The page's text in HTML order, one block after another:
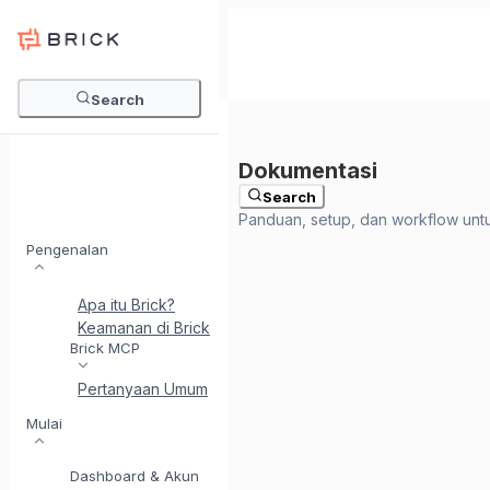
Search
Search
Pengenalan
Apa itu Brick?
Keamanan di Brick
Brick MCP
Pertanyaan Umum
Mulai
Dashboard & Akun